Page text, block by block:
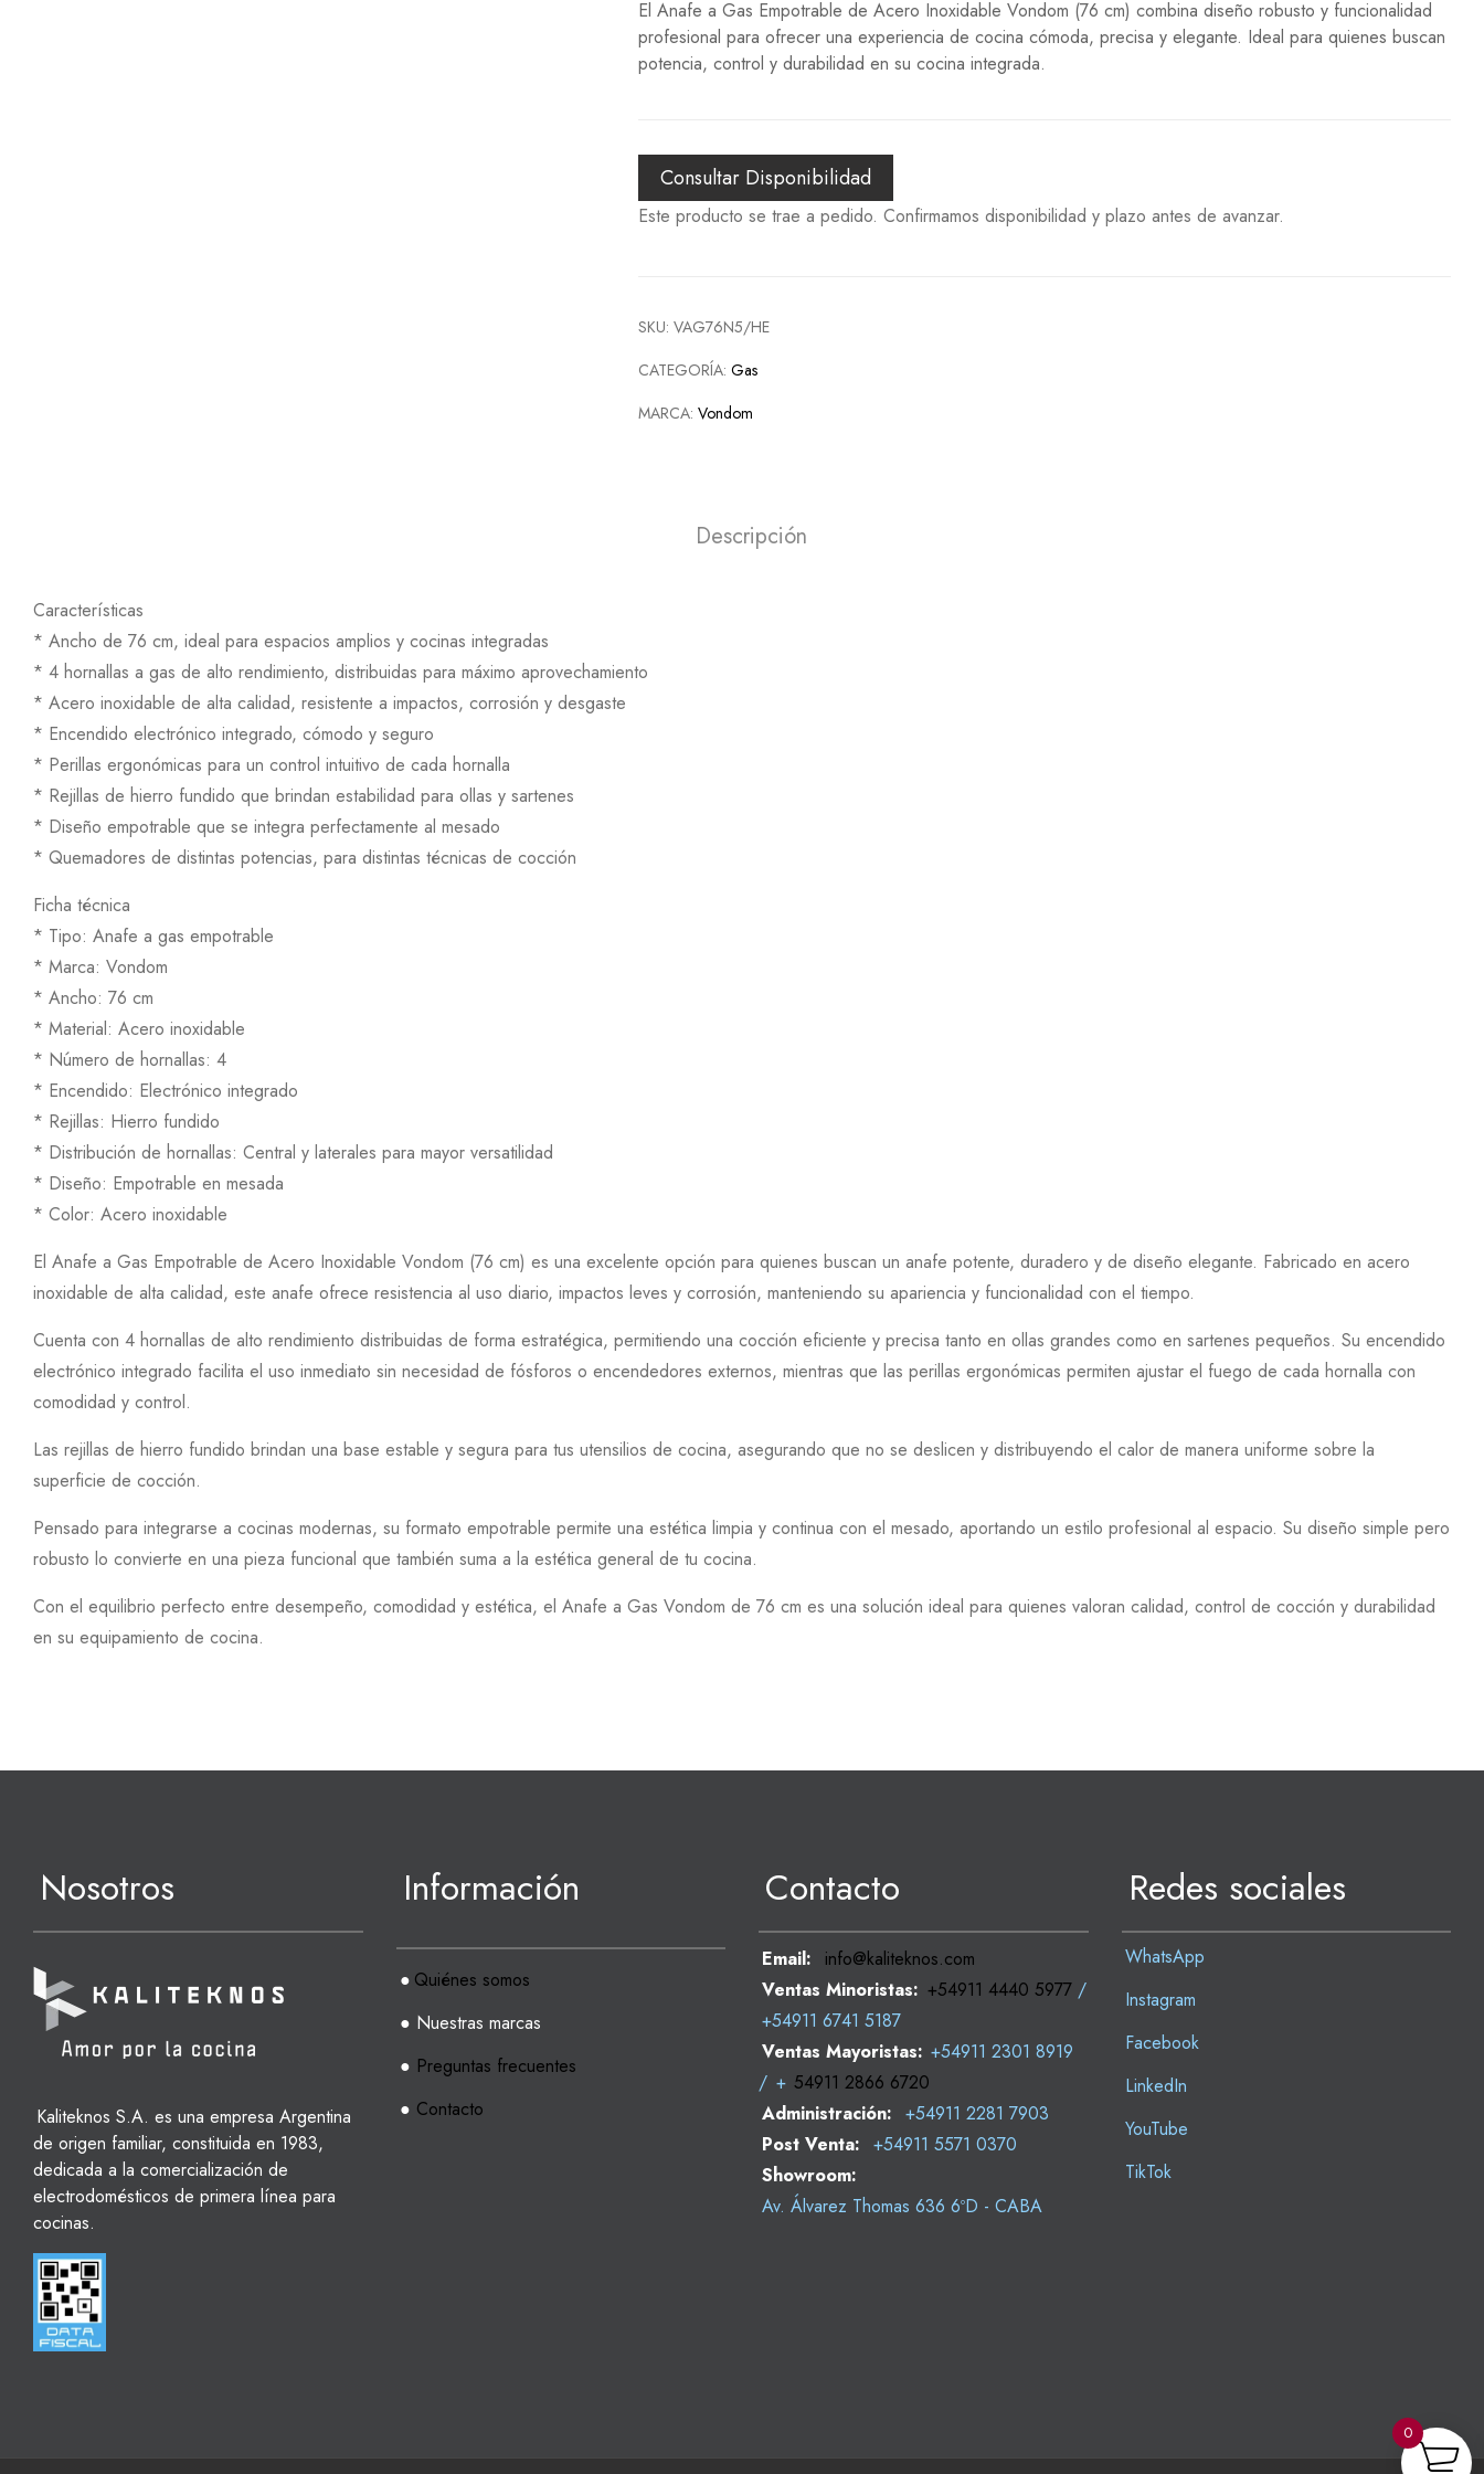
Procesadoras
Pavas
El Anafe a Gas Empotrable de Acero Inoxidable Vondom (76 cm) combina diseño robusto y funcionalidad
profesional para ofrecer una experiencia de cocina cómoda, precisa y elegante. Ideal para quienes buscan
potencia, control y durabilidad en su cocina integrada.
Consultar Disponibilidad
Este producto se trae a pedido. Confirmamos disponibilidad y plazo antes de avanzar.
SKU: VAG76N5/HE
CATEGORÍA: Gas
MARCA: Vondom
Descripción
Características
* Ancho de 76 cm, ideal para espacios amplios y cocinas integradas
* 4 hornallas a gas de alto rendimiento, distribuidas para máximo aprovechamiento
* Acero inoxidable de alta calidad, resistente a impactos, corrosión y desgaste
* Encendido electrónico integrado, cómodo y seguro
* Perillas ergonómicas para un control intuitivo de cada hornalla
* Rejillas de hierro fundido que brindan estabilidad para ollas y sartenes
* Diseño empotrable que se integra perfectamente al mesado
* Quemadores de distintas potencias, para distintas técnicas de cocción
Ficha técnica
* Tipo: Anafe a gas empotrable
* Marca: Vondom
* Ancho: 76 cm
* Material: Acero inoxidable
* Número de hornallas: 4
* Encendido: Electrónico integrado
* Rejillas: Hierro fundido
* Distribución de hornallas: Central y laterales para mayor versatilidad
* Diseño: Empotrable en mesada
* Color: Acero inoxidable
El Anafe a Gas Empotrable de Acero Inoxidable Vondom (76 cm) es una excelente opción para quienes buscan un anafe potente, duradero y de diseño elegante. Fabricado en acero
inoxidable de alta calidad, este anafe ofrece resistencia al uso diario, impactos leves y corrosión, manteniendo su apariencia y funcionalidad con el tiempo.
Cuenta con 4 hornallas de alto rendimiento distribuidas de forma estratégica, permitiendo una cocción eficiente y precisa tanto en ollas grandes como en sartenes pequeños. Su encendido
electrónico integrado facilita el uso inmediato sin necesidad de fósforos o encendedores externos, mientras que las perillas ergonómicas permiten ajustar el fuego de cada hornalla con
comodidad y control.
Las rejillas de hierro fundido brindan una base estable y segura para tus utensilios de cocina, asegurando que no se deslicen y distribuyendo el calor de manera uniforme sobre la
superficie de cocción.
Pensado para integrarse a cocinas modernas, su formato empotrable permite una estética limpia y continua con el mesado, aportando un estilo profesional al espacio. Su diseño simple pero
robusto lo convierte en una pieza funcional que también suma a la estética general de tu cocina.
Con el equilibrio perfecto entre desempeño, comodidad y estética, el Anafe a Gas Vondom de 76 cm es una solución ideal para quienes valoran calidad, control de cocción y durabilidad
en su equipamiento de cocina.
Nosotros
Kaliteknos S.A. es una empresa Argentina
de origen familiar, constituida en 1983,
dedicada a la comercialización de
electrodomésticos de primera línea para
cocinas.
Información
● Quiénes somos
● Nuestras marcas
● Preguntas frecuentes
● Contacto
Contacto
Email:
info@kaliteknos.com
Ventas Minoristas: +54911 4440 5977 /
+54911 6741 5187
Ventas Mayoristas: +54911 2301 8919
/ + 54911 2866 6720
Administración: +54911 2281 7903
Post Venta: +54911 5571 0370
Showroom:
Av. Álvarez Thomas 636 6ºD - CABA
Redes sociales
WhatsApp
Instagram
Facebook
LinkedIn
YouTube
TikTok
0